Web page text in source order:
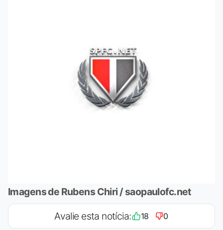
Imagens de Rubens Chiri / saopaulofc.net
Avalie esta notícia: 18 0